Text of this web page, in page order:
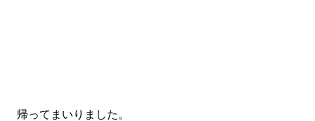
帰ってまいりました。